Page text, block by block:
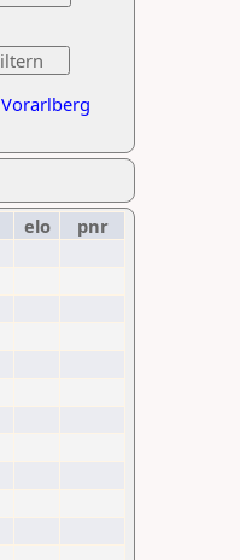
Vorarlberg
elo
pnr